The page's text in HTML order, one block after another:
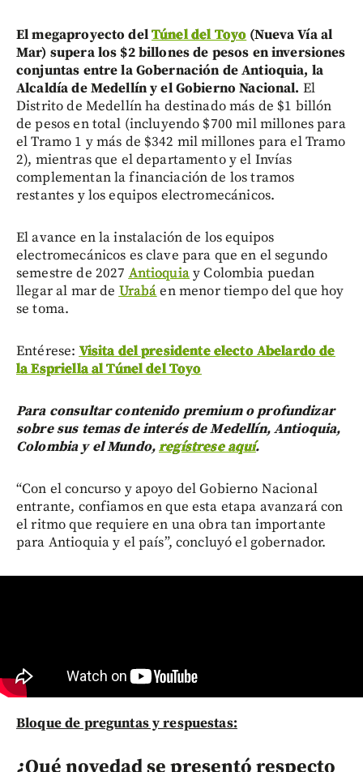
El megaproyecto delTúnel del Toyo (Nueva Vía al
Mar) supera los $2 billones de pesos en inversiones
conjuntas entre la Gobernación de Antioquia, la
Alcaldía de Medellín y el Gobierno Nacional. El
Distrito de Medellín ha destinado más de $1 billón
de pesos en total (incluyendo $700 mil millones para
el Tramo 1 y más de $342 mil millones para el Tramo
2), mientras que el departamento y el Invías
complementan la financiación de los tramos
restantes y los equipos electromecánicos.
El avance en la instalación de los equipos
electromecánicos es clave para que en el segundo
semestre de 2027 Antioquiay Colombia puedan
llegar al mar de Urabáen menor tiempo del que hoy
se toma.
Entérese: Visita del presidente electo Abelardo de
la Espriella al Túnel del Toyo
Para consultar contenido premium o profundizar
sobre sus temas de interés de Medellín, Antioquia,
Colombia y el Mundo,regístrese aquí.
“Con el concurso y apoyo del Gobierno Nacional
entrante, confiamos en que esta etapa avanzará con
el ritmo que requiere en una obra tan importante
para Antioquia y el país”, concluyó el gobernador.
Bloque de preguntas y respuestas:
¿Qué novedad se presentó respecto